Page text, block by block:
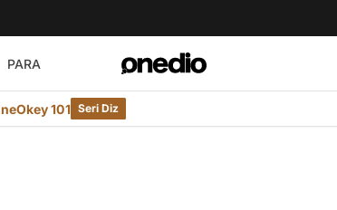
PARA
101 Seri Diz